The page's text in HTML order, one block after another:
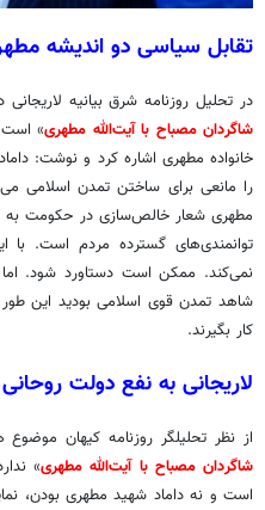
تقابل سیاسی دو اندیشه
در تحلیل روزنامه شرق بیانیه
شاگردان مصباح با آیت‌الله مطهری» است.
خانواده مطهری اشاره کرد و نوشت:
را مانعی برای ساختن تمدن اسلامی
مطهری شعار خالص‌سازی در حکومت به
توانمندی‌های گسترده مردم است. با
نمی‌کند. ممکن است دستاورد شود.
شاهد تمدن قوی اسلامی بودید این
کار بگیرند.
لاریجانی به نفع دولت
از نظر تحلیلگر روزنامه کیهان
شاگردان مصباح با آیت‌الله مطهری»
است و نه داماد شهید مطهری بودن،